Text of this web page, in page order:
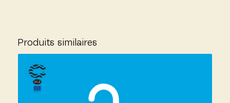
Produits similaires